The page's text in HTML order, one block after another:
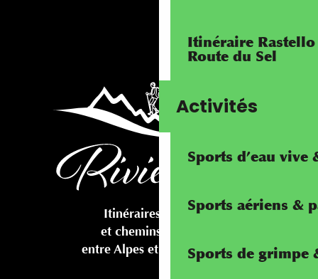
Itinéraire
Route du Sel
Activités
Sports d’eau vive
Sports aériens &
Sports de grimpe
Itinéraires cyclables
et chemins pédestres
entre Alpes et Méditerranée